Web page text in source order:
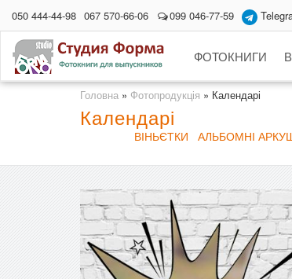
050 444-44-98 067 570-66-06 099 046-77-59
ФОТОКНИГИ
Головна » Фотопродукція » Календарі
Календарі
ВІНЬЄТКИ АЛЬБОМНІ
Previous